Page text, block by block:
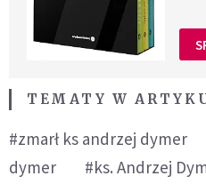
TEMATY W
#zmarł ks andrzej dymer
dymer
#ks. Andrzej